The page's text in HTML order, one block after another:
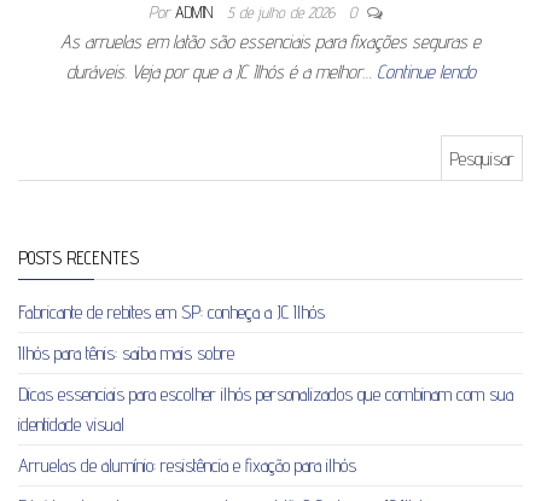
Por ADMIN 5 de julho de 2026 0
As arruelas em latão são essenciais para fixações seguras e
duráveis. Veja por que a JC Ilhós é a melhor… Continue lendo
POSTS RECENTES
Fabricante de rebites em SP: conheça a JC Ilhós
Ilhós para tênis: saiba mais sobre
Dicas essenciais para escolher ilhós personalizados que combinam com sua
identidade visual
Arruelas de alumínio: resistência e fixação para ilhós